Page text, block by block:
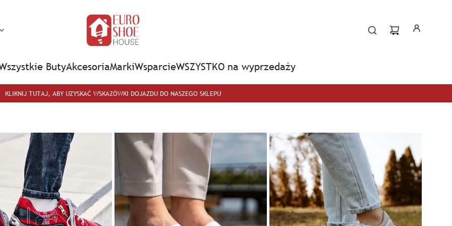
ButyAkcesoriaMarkiWsparcieWSZYSTKO na wyprzedaży
KLIKNIJ TUTAJ, ABY UZYSKAĆ WSKAZÓWKI DOJAZDU DO NASZEGO SKLEPU